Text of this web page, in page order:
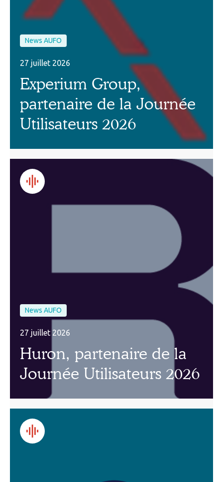
News AUFO
27 juillet 2026
Experium Group,
partenaire de la Journée
Utilisateurs 2026
News AUFO
27 juillet 2026
Huron, partenaire de la
Journée Utilisateurs 2026